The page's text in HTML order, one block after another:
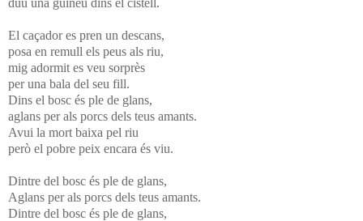
El caçador es pren un descans,
posa en remull els peus als riu,
mig adormit es veu sorprès
per una bala del seu fill.
Dins el bosc és ple de glans,
aglans per als porcs dels teus amants.
Avui la mort baixa pel riu
però el pobre peix encara és viu.
Dintre del bosc és ple de glans,
Aglans per als porcs dels teus amants.
Dintre del bosc és ple de glans,